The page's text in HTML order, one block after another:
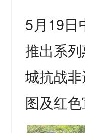
5月19日
推出系
城抗战
图及红色